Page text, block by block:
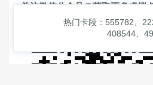
关注微信公众号@获取更多虚拟
热门卡段：555782、
408544、